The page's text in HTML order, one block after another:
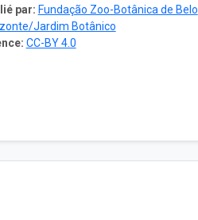
par: Fundação Zoo-Botânica de Belo
Jardim Botânico
CC-BY 4.0